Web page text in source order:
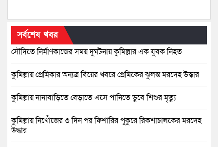
সর্বশেষ খবর
সৌদিতে নির্মাণকাজের সময় দুর্ঘটনায় কুমিল্লার এক যুবক নিহত
কুমিল্লায় প্রেমিকার অন্যত্র বিয়ের খবরে প্রেমিকের ঝুলন্ত মরদেহ উদ্ধার
কুমিল্লায় নানাবাড়িতে বেড়াতে এসে পানিতে ডুবে শিশুর মৃত্যু
কুমিল্লায় নিখোঁজের ৩ দিন পর ফিশারির পুকুরে রিকশাচালকের মরদেহ
উদ্ধার